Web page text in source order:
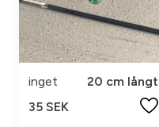
inget
20 cm långt
35 SEK